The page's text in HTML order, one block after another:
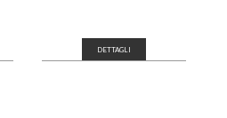
DETTAGLI